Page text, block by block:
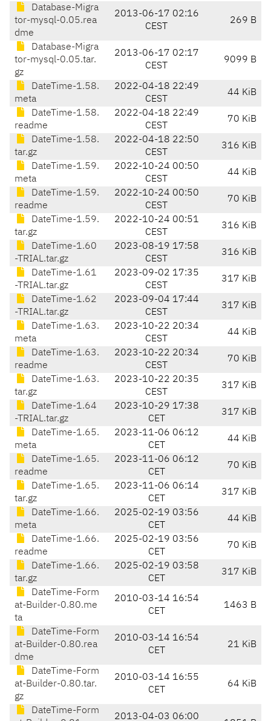
Database-Migra
tor-mysql-0.05.rea
dme
2013-06-17 02:16
CEST
269 B
Database-Migra
tor-mysql-0.05.tar.
gz
2013-06-17 02:17
CEST
9099 B
DateTime-1.58.
meta
2022-04-18 22:49
CEST
44 KiB
DateTime-1.58.
readme
2022-04-18 22:49
CEST
70 KiB
DateTime-1.58.
tar.gz
2022-04-18 22:50
CEST
316 KiB
DateTime-1.59.
meta
2022-10-24 00:50
CEST
44 KiB
DateTime-1.59.
readme
2022-10-24 00:50
CEST
70 KiB
DateTime-1.59.
tar.gz
2022-10-24 00:51
CEST
316 KiB
DateTime-1.60
-TRIAL.tar.gz
2023-08-19 17:58
CEST
316 KiB
DateTime-1.61
-TRIAL.tar.gz
2023-09-02 17:35
CEST
317 KiB
DateTime-1.62
-TRIAL.tar.gz
2023-09-04 17:44
CEST
317 KiB
DateTime-1.63.
meta
2023-10-22 20:34
CEST
44 KiB
DateTime-1.63.
readme
2023-10-22 20:34
CEST
70 KiB
DateTime-1.63.
tar.gz
2023-10-22 20:35
CEST
317 KiB
DateTime-1.64
-TRIAL.tar.gz
2023-10-29 17:38
CET
317 KiB
DateTime-1.65.
meta
2023-11-06 06:12
CET
44 KiB
DateTime-1.65.
readme
2023-11-06 06:12
CET
70 KiB
DateTime-1.65.
tar.gz
2023-11-06 06:14
CET
317 KiB
DateTime-1.66.
meta
2025-02-19 03:56
CET
44 KiB
DateTime-1.66.
readme
2025-02-19 03:56
CET
70 KiB
DateTime-1.66.
tar.gz
2025-02-19 03:58
CET
317 KiB
DateTime-Form
at-Builder-0.80.me
ta
2010-03-14 16:54
CET
1463 B
DateTime-Form
at-Builder-0.80.rea
dme
2010-03-14 16:54
CET
21 KiB
DateTime-Form
at-Builder-0.80.tar.
gz
2010-03-14 16:55
CET
64 KiB
DateTime-Form
2013-04-03 06:00